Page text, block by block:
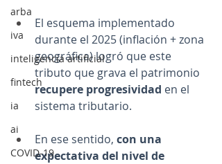
arba
iva
inteligencia artificial
fintech
ia
ai
COVID-19
El esquema implementado
durante el 2025 (inflación + zona
geográfica) logró que este
tributo que grava el patrimonio
recupere progresividad en el
sistema tributario.
En ese sentido, con una
expectativa del nivel de